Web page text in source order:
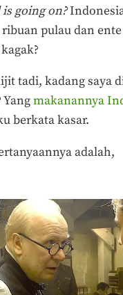
going on?
pulau dan
tadi, kadang saya
makanannya
berkata kasar.
adalah,